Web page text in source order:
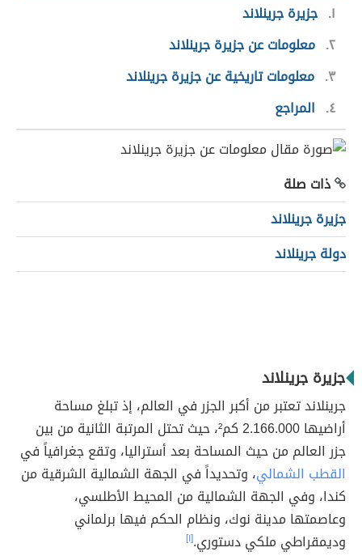
١ جزيرة جرينلاند
٢ معلومات عن جزيرة جرينلاند
٣ معلومات تاريخية عن جزيرة جرينلاند
٤
المراجع
ذات صلة
جزيرة جرينلاند
دولة جرينلاند
جزيرة جرينلاند
جرينلاند تعتبر من أكبر الجزر في العالم، إذ تبلغ مساحة
أراضيها 2.166.000 كم²، حيث تحتل المرتبة الثانية من بين
جزر العالم من حيث المساحة بعد أستراليا، وتقع جغرافياً في
القطب الشمالي، وتحديداً في الجهة الشمالية الشرقية من
كندا، وفي الجهة الشمالية من المحيط الأطلسي،
وعاصمتها مدينة نوك، ونظام الحكم فيها برلماني
وديمقراطي ملكي دستوري.[١]